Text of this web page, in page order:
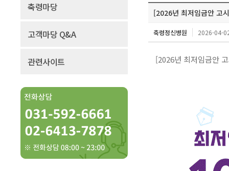
축령마당
고객마당 Q&A
관련사이트
[2026년 최저임금안 고
축령정신병원 2026-04-
[2026년 최저임금안